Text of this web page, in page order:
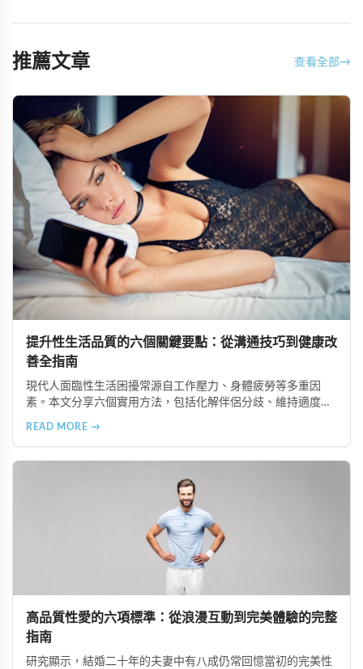
推薦文章 查看全部→
提升性生活品質的六個關鍵要點：從溝通技巧到健康改
善全指南
現代人面臨性生活困擾常源自工作壓力、身體疲勞等多重因
素。本文分享六個實用方法，包括化解伴侶分歧、維持適度頻
READ MORE →
高品質性愛的六項標準：從浪漫互動到完美體驗的完整
指南
研究顯示，結婚二十年的夫妻中有八成仍常回憶當初的完美性